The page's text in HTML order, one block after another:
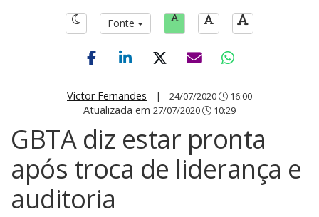
Fonte
Victor Fernandes | 24/07/2020 16:00
Atualizada em 27/07/2020 10:29
GBTA diz estar pronta
após troca de liderança e
auditoria